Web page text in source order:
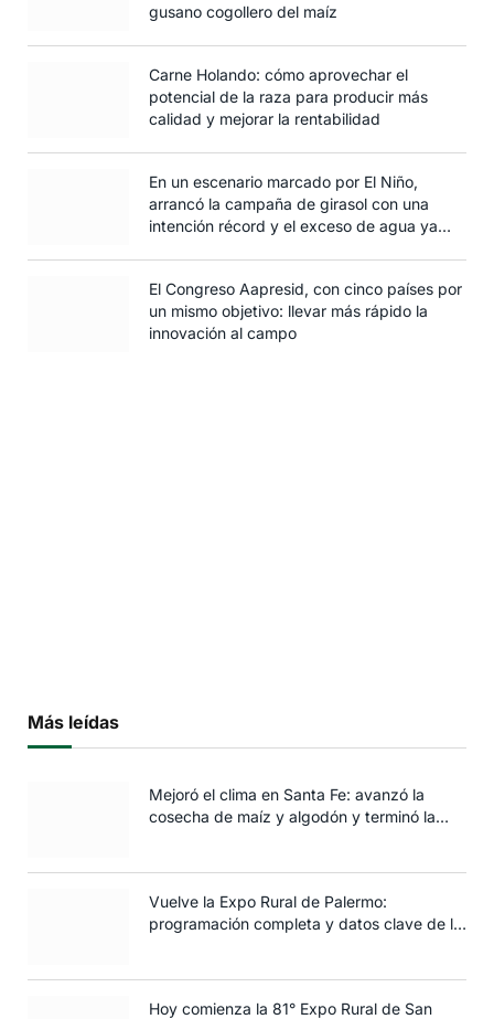
gusano cogollero del maíz
Carne Holando: cómo aprovechar el
potencial de la raza para producir más
calidad y mejorar la rentabilidad
En un escenario marcado por El Niño,
arrancó la campaña de girasol con una
intención récord y el exceso de agua ya
El Congreso Aapresid, con cinco países por
un mismo objetivo: llevar más rápido la
innovación al campo
Más leídas
Mejoró el clima en Santa Fe: avanzó la
cosecha de maíz y algodón y terminó la
Vuelve la Expo Rural de Palermo:
programación completa y datos clave de la
Hoy comienza la 81° Expo Rural de San